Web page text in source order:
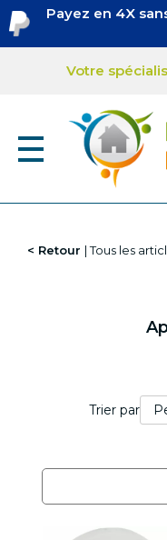
Aller
au
contenu
Payez en 4X
Votre
Câbles, fileries,
Boites générique
COLSON
Câbles
Retour Tous les
Trier par